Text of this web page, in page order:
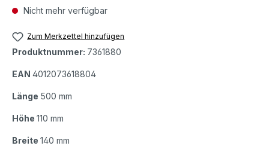
Nicht mehr verfügbar
Zum Merkzettel hinzufügen
Produktnummer: 7361880
EAN 4012073618804
Länge 500 mm
Höhe 110 mm
Breite 140 mm